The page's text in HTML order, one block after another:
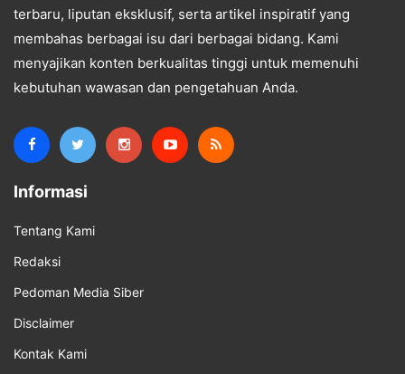
terbaru, liputan eksklusif, serta artikel inspiratif yang
membahas berbagai isu dari berbagai bidang. Kami
menyajikan konten berkualitas tinggi untuk memenuhi
kebutuhan wawasan dan pengetahuan Anda.
Informasi
Tentang Kami
Redaksi
Pedoman Media Siber
Disclaimer
Kontak Kami